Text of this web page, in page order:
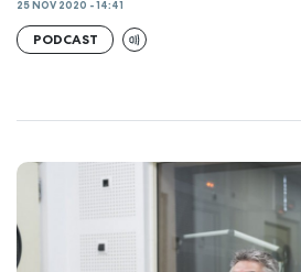
25 NOV 2020 - 14:41
PODCAST